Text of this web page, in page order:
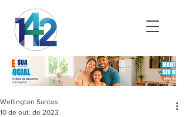
Wellington Santos
10 de out. de 2023